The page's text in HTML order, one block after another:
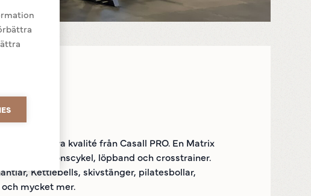
av bra kvalité från Casall PRO. En Matrix
Vision motionscykel, löpband och crosstrainer.
Kettlebells, skivstänger, pilatesbollar,
mycket mer.